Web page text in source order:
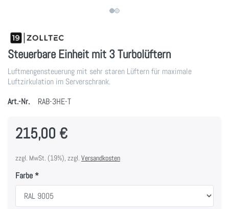
Steuerbare Einheit mit 3 Turbolüftern
Luftmengensteuerung mit sehr staren Lüftern für maximale
Luftzirkulation im Serverschrank.
Art.-Nr.
RAB-3HE-T
215,00 €
zzgl. MwSt. (19%), zzgl. Versandkosten
Farbe